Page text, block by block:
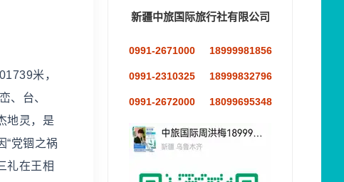
米，
、台、
地灵，是
“党锢之祸
礼在王相
新疆中旅国际旅行社有限公司
0991-2671000 18999981856
0991-2310325 18999832796
0991-2672000 18099695348